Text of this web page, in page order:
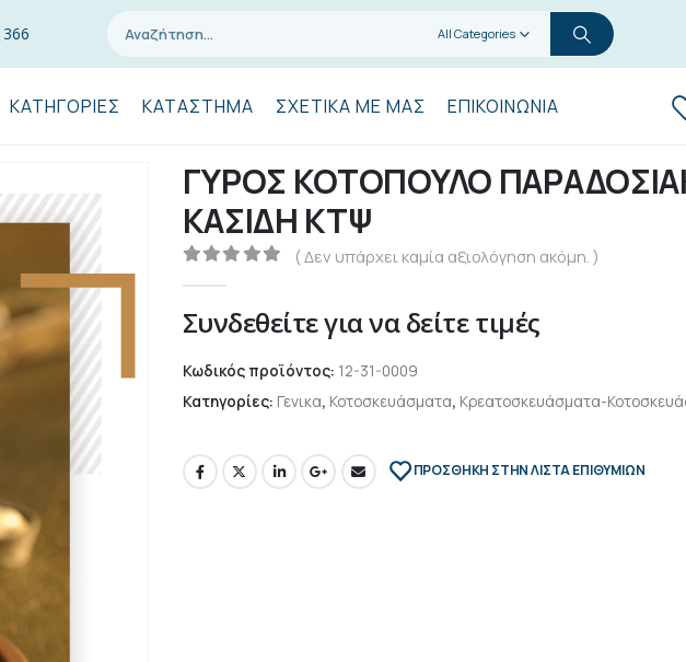
All Categories
ΚΑΤΗΓΟΡΊΕΣ ΚΑΤΆΣΤΗΜΑ ΣΧΕΤΙΚΆ ΜΕ ΜΑΣ ΕΠΙΚΟΙΝΩΝΊΑ
ΓΥΡΟΣ ΚΟΤΟΠΟΥΛΟ
ΚΑΣΙΔΗ ΚΤΨ
( Δεν υπάρχει καμία αξιολόγηση ακόμη. )
Συνδεθείτε για να δείτε τιμές
Κωδικός προϊόντος: 12-31-0009
Κατηγορίες: Γενικα, Κοτοσκευάσματα, Κρεατοσκευάσματα-
ΠΡΌΣΘΉΚΗ ΣΤΗΝ ΛΊΣΤΑ ΕΠΙΘΥΜΙΏΝ